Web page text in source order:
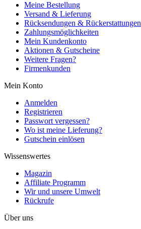
Meine Bestellung
Versand & Lieferung
Rücksendungen & Rückerstattungen
Zahlungsmöglichkeiten
Mein Kundenkonto
Aktionen & Gutscheine
Weitere Fragen?
Firmenkunden
Mein Konto
Anmelden
Registrieren
Passwort vergessen?
Wo ist meine Lieferung?
Gutschein einlösen
Wissenswertes
Magazin
Affiliate Programm
Wir und unsere Umwelt
Rückrufe
Über uns